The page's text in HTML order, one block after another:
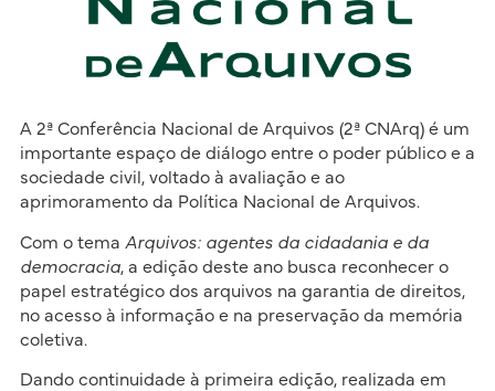
A 2ª Conferência Nacional de Arquivos (2ª CNArq) é um
importante espaço de diálogo entre o poder público e a
sociedade civil, voltado à avaliação e ao
aprimoramento da Política Nacional de Arquivos.
Com o tema Arquivos: agentes da cidadania e da
democracia, a edição deste ano busca reconhecer o
papel estratégico dos arquivos na garantia de direitos,
no acesso à informação e na preservação da memória
coletiva.
Dando continuidade à primeira edição, realizada em